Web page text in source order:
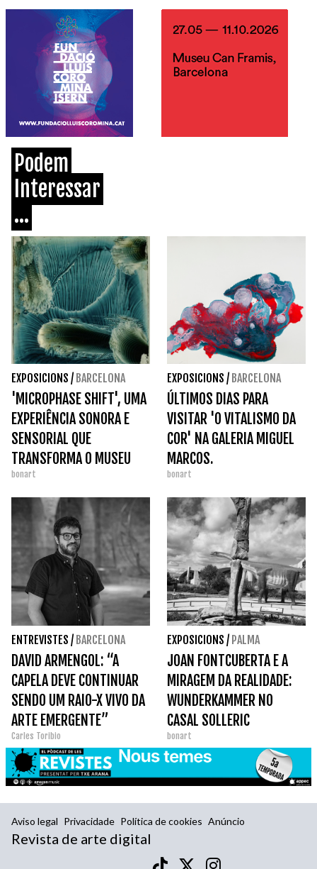
Podem
Interessar
...
EXPOSICIONS / BARCELONA
'MICROPHASE SHIFT', UMA
EXPERIÊNCIA SONORA E
SENSORIAL QUE
TRANSFORMA O MUSEU
TÀPIES.
bonart
EXPOSICIONS / BARCELONA
ÚLTIMOS DIAS PARA
VISITAR 'O VITALISMO DA
COR' NA GALERIA MIGUEL
MARCOS.
bonart
ENTREVISTES / BARCELONA
DAVID ARMENGOL: “A
CAPELA DEVE CONTINUAR
SENDO UM RAIO-X VIVO DA
ARTE EMERGENTE”
Carles Toribio
EXPOSICIONS / PALMA
JOAN FONTCUBERTA E A
MIRAGEM DA REALIDADE:
WUNDERKAMMER NO
CASAL SOLLERIC
bonart
Aviso legal Privacidade Política de cookies Anúncio
Revista de arte digital